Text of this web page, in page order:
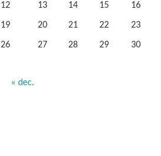
12 13 14 15 16
19 20 21 22 23
26 27 28 29 30
« dec.